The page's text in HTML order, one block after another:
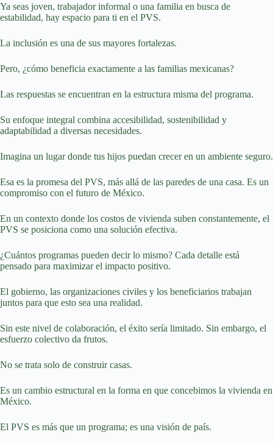
Ya seas joven, trabajador informal o una familia en busca de
estabilidad, hay espacio para ti en el PVS.
La inclusión es una de sus mayores fortalezas.
Pero, ¿cómo beneficia exactamente a las familias mexicanas?
Las respuestas se encuentran en la estructura misma del programa.
Su enfoque integral combina accesibilidad, sostenibilidad y
adaptabilidad a diversas necesidades.
Imagina un lugar donde tus hijos puedan crecer en un ambiente seguro.
Esa es la promesa del PVS, más allá de las paredes de una casa. Es un
compromiso con el futuro de México.
En un contexto donde los costos de vivienda suben constantemente, el
PVS se posiciona como una solución efectiva.
¿Cuántos programas pueden decir lo mismo? Cada detalle está
pensado para maximizar el impacto positivo.
El gobierno, las organizaciones civiles y los beneficiarios trabajan
juntos para que esto sea una realidad.
Sin este nivel de colaboración, el éxito sería limitado. Sin embargo, el
esfuerzo colectivo da frutos.
No se trata solo de construir casas.
Es un cambio estructural en la forma en que concebimos la vivienda en
México.
El PVS es más que un programa; es una visión de país.